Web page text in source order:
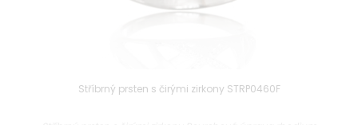
Stříbrný prsten s čirými zirkony STRP0460F